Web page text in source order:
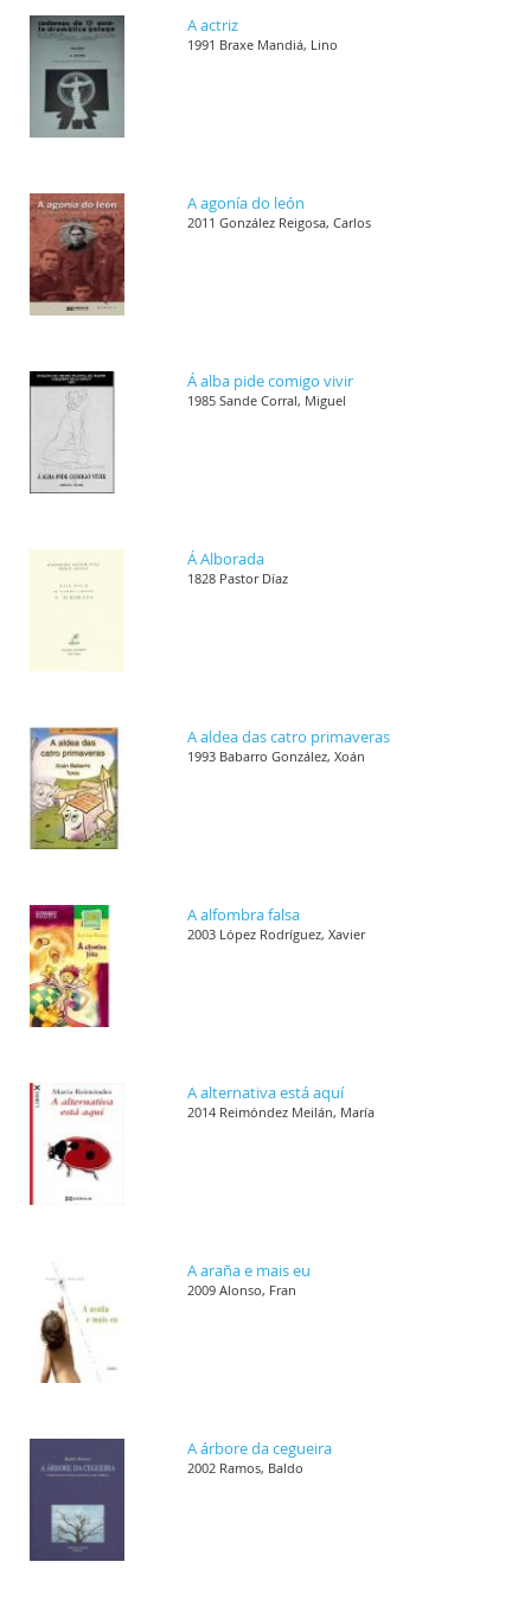
A actriz
1991 Braxe Mandiá, Lino
A agonía do león
2011 González Reigosa, Carlos
Á alba pide comigo vivir
1985 Sande Corral, Miguel
Á Alborada
1828 Pastor Díaz
A aldea das catro primaveras
1993 Babarro González, Xoán
A alfombra falsa
2003 López Rodríguez, Xavier
A alternativa está aquí
2014 Reimóndez Meilán, María
A araña e mais eu
2009 Alonso, Fran
A árbore da cegueira
2002 Ramos, Baldo